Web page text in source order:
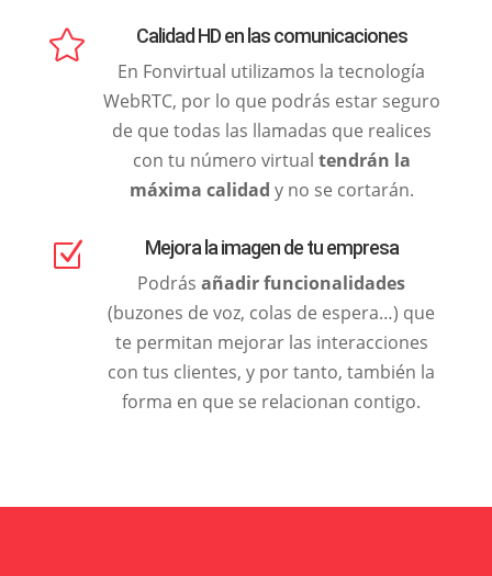
 Calidad HD en las comunicaciones
En Fonvirtual utilizamos la tecnología
WebRTC, por lo que podrás estar seguro
de que todas las llamadas que realices
con tu número virtual tendrán la
máxima calidad y no se cortarán.
Z Mejora la imagen de tu empresa
Podrásañadir funcionalidades
(buzones de voz, colas de espera…) que
te permitan mejorar las interacciones
con tus clientes, y por tanto, también la
forma en que se relacionan contigo.